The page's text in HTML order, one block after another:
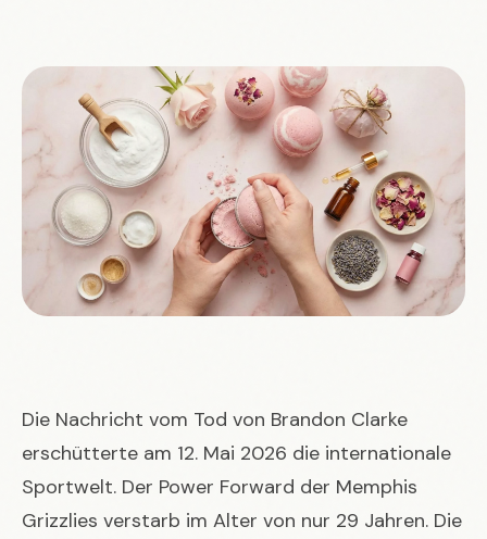
Die Nachricht vom Tod von Brandon Clarke
erschütterte am 12. Mai 2026 die internationale
Sportwelt. Der Power Forward der Memphis
Grizzlies verstarb im Alter von nur 29 Jahren. Die